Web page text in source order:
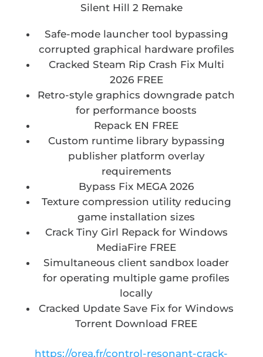
Silent Hill 2 Remake
Safe-mode launcher tool bypassing
corrupted graphical hardware profiles
Cracked Steam Rip Crash Fix Multi
2026 FREE
Retro-style graphics downgrade patch
for performance boosts
Repack EN FREE
Custom runtime library bypassing
publisher platform overlay
requirements
Bypass Fix MEGA 2026
Texture compression utility reducing
game installation sizes
Crack Tiny Girl Repack for Windows
MediaFire FREE
Simultaneous client sandbox loader
for operating multiple game profiles
locally
Cracked Update Save Fix for Windows
Torrent Download FREE
https://orea.fr/control-resonant-crack-